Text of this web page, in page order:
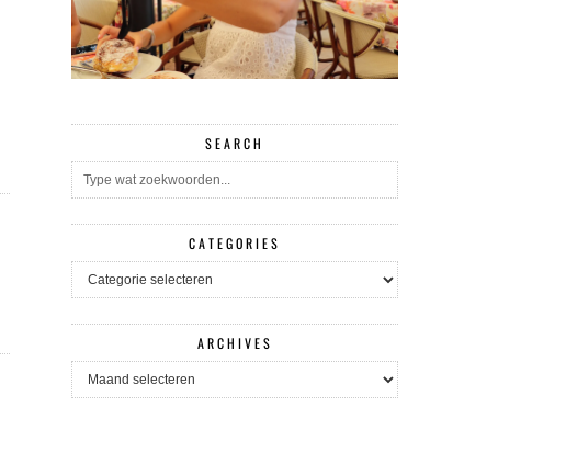
SEARCH
CATEGORIES
CATEGORIES
ARCHIVES
ARCHIVES